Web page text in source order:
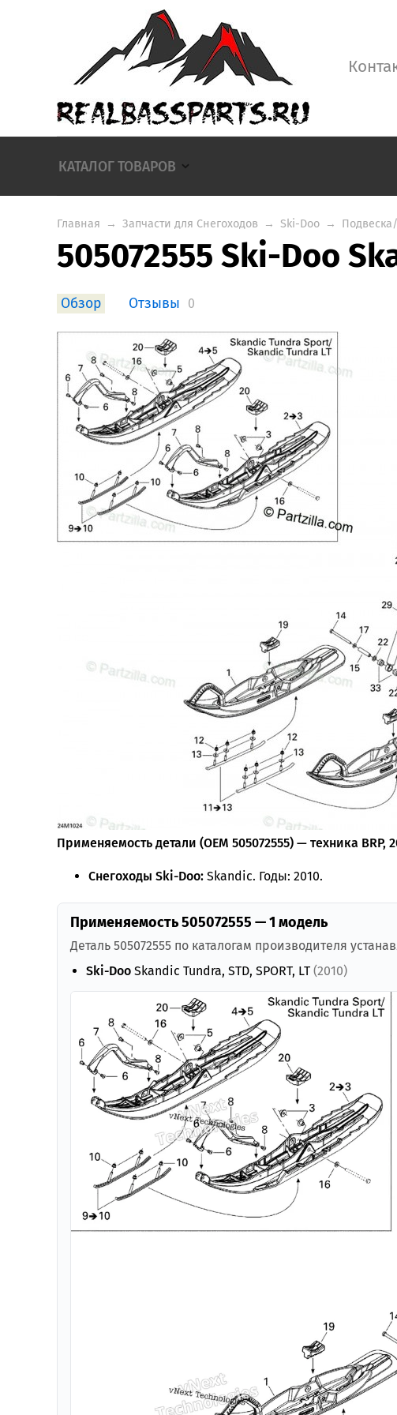
КАТАЛОГ ТОВАРОВ
Главная → Запчасти для Снегоходов → Ski-Doo →
505072555 Ski-Doo
Обзор Отзывы 0
Применяемость детали (OEM 505072555) — техника BRP,
Снегоходы Ski-Doo: Skandic. Годы: 2010.
Применяемость 505072555 — 1 модель
Деталь 505072555 по каталогам производителя
Ski-Doo Skandic Tundra, STD, SPORT, LT (2010)